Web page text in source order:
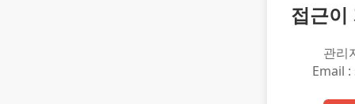
접근이
관리
Email